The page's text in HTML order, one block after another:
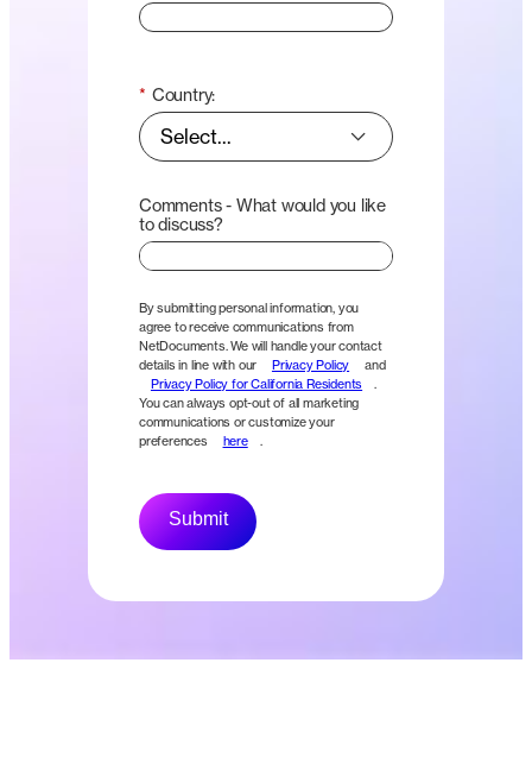
* Country:
Comments - What would you like
to discuss?
By submitting personal information, you
agree to receive communications from
NetDocuments. We will handle your contact
details in line with our
Privacy Policy
and
Privacy Policy for California Residents
.
You can always opt-out of all marketing
communications or customize your
preferences
here .
Submit